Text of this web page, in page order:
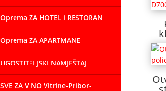
Oprema ZA HOTEL i RESTORAN
Oprema ZA APARTMANE
UGOSTITELJSKI NAMJEŠTAJ
SVE ZA VINO Vitrine-Pribor-